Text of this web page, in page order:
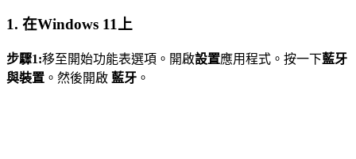
1. 在Windows 11上
步驟1:移至開始功能表選項。開啟設置應用程式。按一下藍牙
與裝置 。然後開啟 藍牙 。